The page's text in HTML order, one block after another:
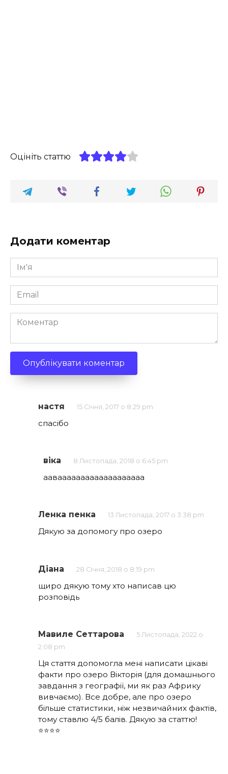
Оцініть статтю
Додати коментар
Ім'я
*
Email
*
Коментар
настя 15 Січня, 2017 о 8:29 pm
спасiбо
віка 8 Листопада, 2018 о 6:45 pm
аавааааааааааааааааааа
Ленка пенка 13 Листопада, 2017 о 3:38 pm
Дякую за допомогу про озеро
Діана 28 Січня, 2018 о 8:19 pm
щиро дякую тому хто написав цю
розповідь
Мавиле Сеттарова
5 Листопада, 2022 о
2:08 pm
Ця стаття допомогла мені написати цікаві
факти про озеро Вікторія (для домашнього
завдання з географії, ми як раз Африку
вивчаємо). Все добре, але про озеро
більше статистики, ніж незвичайних фактів,
тому ставлю 4/5 балів. Дякую за статтю!
⭐⭐⭐⭐